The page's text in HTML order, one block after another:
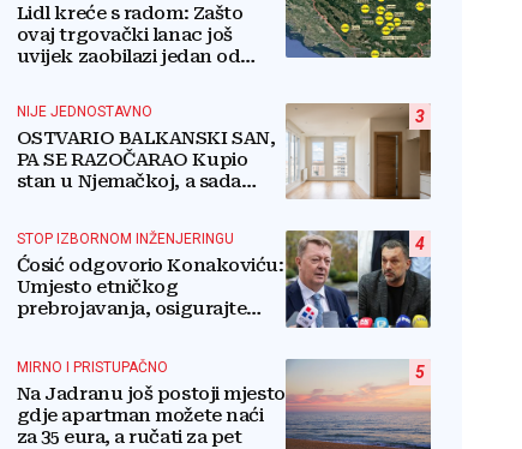
Lidl kreće s radom: Zašto
ovaj trgovački lanac još
uvijek zaobilazi jedan od
3
NIJE JEDNOSTAVNO
OSTVARIO BALKANSKI SAN,
PA SE RAZOČARAO Kupio
stan u Njemačkoj, a sada
4
STOP IZBORNOM INŽENJERINGU
Ćosić odgovorio Konakoviću:
Umjesto etničkog
prebrojavanja, osigurajte
5
MIRNO I PRISTUPAČNO
Na Jadranu još postoji mjesto
gdje apartman možete naći
za 35 eura, a ručati za pet